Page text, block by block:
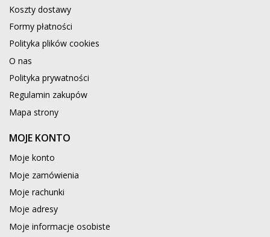
Koszty dostawy
Formy płatności
Polityka plików cookies
O nas
Polityka prywatności
Regulamin zakupów
Mapa strony
MOJE KONTO
Moje konto
Moje zamówienia
Moje rachunki
Moje adresy
Moje informacje osobiste